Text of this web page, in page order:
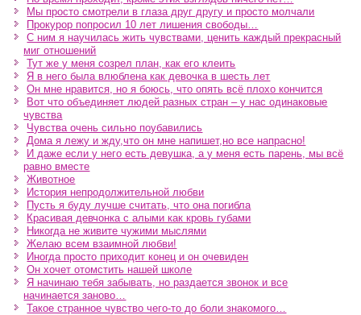
Мы просто смотрели в глаза друг другу и просто молчали
Прокурор попросил 10 лет лишения свободы…
С ним я научилась жить чувствами, ценить каждый прекрасный
миг отношений
Тут же у меня созрел план, как его клеить
Я в него была влюблена как девочка в шесть лет
Он мне нравится, но я боюсь, что опять всё плохо кончится
Вот что объединяет людей разных стран – у нас одинаковые
чувства
Чувства очень сильно поубавились
Дома я лежу и жду,что он мне напишет,но все напрасно!
И даже если у него есть девушка, а у меня есть парень, мы всё
равно вместе
Животное
История непродолжительной любви
Пусть я буду лучше считать, что она погибла
Красивая девчонка с алыми как кровь губами
Никогда не живите чужими мыслями
Желаю всем взаимной любви!
Иногда просто приходит конец и он очевиден
Он хочет отомстить нашей школе
Я начинаю тебя забывать, но раздается звонок и все
начинается заново…
Такое странное чувство чего-то до боли знакомого…